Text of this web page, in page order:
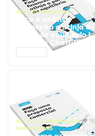
GESTÃO FINANCEIRA
Faça a análise
financeira e atinja o
ponto de equilíbrio |
Prompts ChatGPT
NEGÓCIOS, PROCESSOS
EMPRESARIAIS